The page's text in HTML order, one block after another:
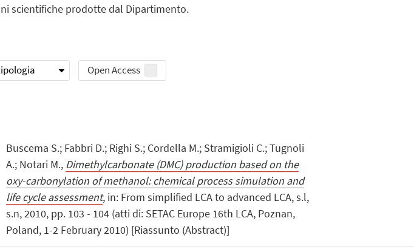
scientifiche prodotte dal Dipartimento.
Open Access
Buscema S.; Fabbri D.; Righi S.; Cordella M.; Stramigioli C.; Tugnoli
A.; Notari M., Dimethylcarbonate (DMC) production based on the
oxy-carbonylation of methanol: chemical process simulation and
life cycle assessment, in: From simplified LCA to advanced LCA, s.l,
s.n, 2010, pp. 103 - 104 (atti di: SETAC Europe 16th LCA, Poznan,
Poland, 1-2 February 2010) [Riassunto (Abstract)]